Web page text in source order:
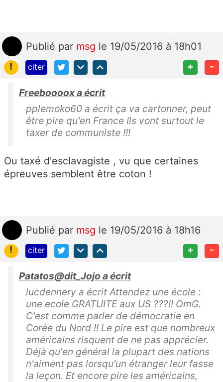
Publié par msg le 19/05/2016 à 18h01
!
citer + -
Freeboooox a écrit
pplemoko60 a écrit ça va cartonner, peut
être pire qu'en France Ils vont surtout le
taxer de communiste !!!
Ou taxé d'esclavagiste , vu que certaines
épreuves semblent être coton !
Publié par msg le 19/05/2016 à 18h16
!
citer + -
Patatos@dit_Jojo a écrit
lucdennery a écrit Attendez une école :
une ecole GRATUITE aux US ???!! OmG.
C'est comme parler de démocratie en
Corée du Nord !! Le pire est que nombreux
américains risquent de ne pas apprécier.
Déjà qu'en général la plupart des nations
n'aiment pas lorsqu'un étranger leur fasse
la leçon. Et encore pire les américains,